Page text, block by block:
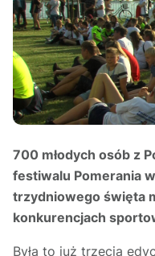
700 młodych osób z
festiwalu Pomerania
trzydniowego święta
konkurencjach
Była to już trzecia